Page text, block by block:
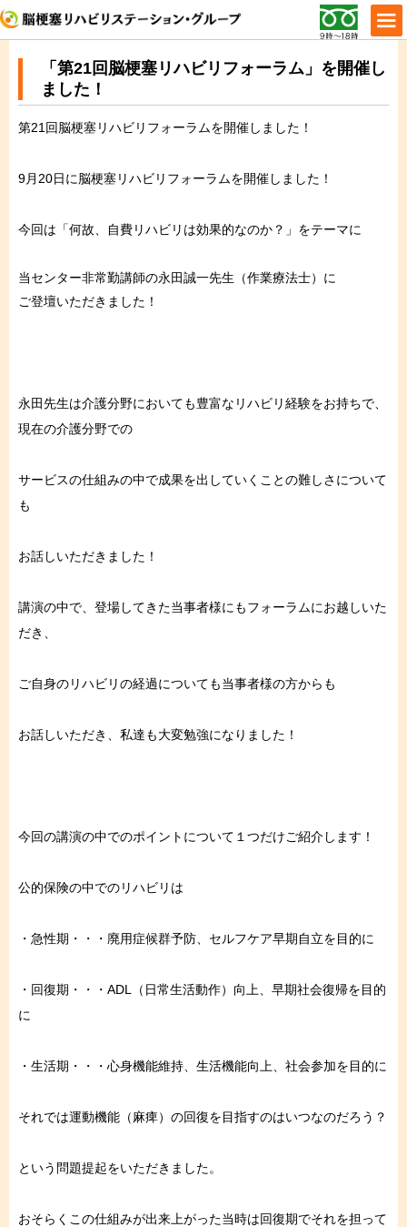
「第21回脳梗塞リハビリフォーラム」を開催し
ました！
第21回脳梗塞リハビリフォーラムを開催しました！
9月20日に脳梗塞リハビリフォーラムを開催しました！⁠
今回は「何故、自費リハビリは効果的なのか？」をテーマに⁠
当センター非常勤講師の永田誠一先生（作業療法士）に⁠
ご登壇いただきました！⁠
永田先生は介護分野においても豊富なリハビリ経験をお持ちで、
現在の介護分野での
サービスの仕組みの中で成果を出していくことの難しさについて
も
お話しいただきました！⁠
講演の中で、登場してきた当事者様にもフォーラムにお越しいた
だき、
ご自身のリハビリの経過についても当事者様の方からも
お話しいただき、私達も大変勉強になりました！
今回の講演の中でのポイントについて１つだけご紹介します！⁠
公的保険の中でのリハビリは
・急性期・・・廃用症候群予防、セルフケア早期自立を目的に
・回復期・・・ADL（日常生活動作）向上、早期社会復帰を目的
に
・生活期・・・心身機能維持、生活機能向上、社会参加を目的に
それでは運動機能（麻痺）の回復を目指すのはいつなのだろう？
という問題提起をいただきました。
おそらくこの仕組みが出来上がった当時は回復期でそれを担って